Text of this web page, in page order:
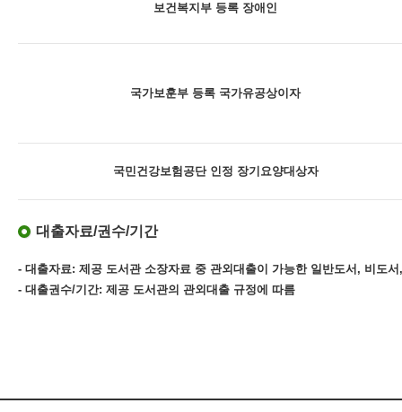
보건복지부 등록 장애인
국가보훈부 등록 국가유공상이자
국민건강보험공단 인정 장기요양대상자
대출자료/권수/기간
- 대출자료: 제공 도서관 소장자료 중 관외대출이 가능한 일반도서, 비도
- 대출권수/기간: 제공 도서관의 관외대출 규정에 따름